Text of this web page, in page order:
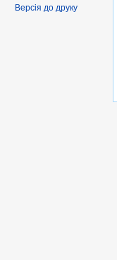
Версія до друку